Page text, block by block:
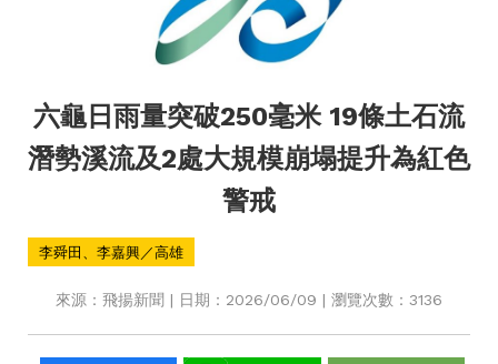
六龜日雨量突破250毫米 19條土石流
潛勢溪流及2處大規模崩塌提升為紅色
警戒
李舜田、李嘉興／高雄
來源：飛揚新聞 | 日期：2026/06/09 | 瀏覽次數：3136